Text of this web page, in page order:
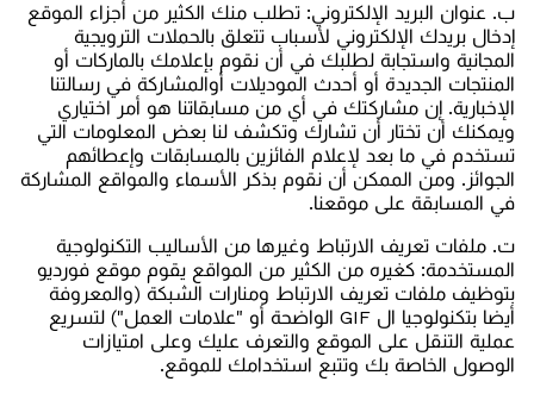
ب‌. عنوان البريد الإلكتروني: تطلب منك الكثير من أجزاء الموقع
إدخال بريدك الإلكتروني لأسباب تتعلق بالحملات الترويجية
المجانية واستجابة لطلبك في أن نقوم بإعلامك بالماركات أو
المنتجات الجديدة أو أحدث الموديلات أوالمشاركة في رسالتنا
الإخبارية. إن مشاركتك في أي من مسابقاتنا هو أمر اختياري
ويمكنك أن تختار أن تشارك وتكشف لنا بعض المعلومات التي
تستخدم في ما بعد لإعلام الفائزين بالمسابقات وإعطائهم
الجوائز. ومن الممكن أن نقوم بذكر الأسماء والمواقع المشاركة
في المسابقة على موقعنا.
ت‌. ملفات تعريف الارتباط وغيرها من الأساليب التكنولوجية
المستخدمة: كغيره من الكثير من المواقع يقوم موقع فورديو
بتوظيف ملفات تعريف الارتباط ومنارات الشبكة (والمعروفة
أيضا بتكنولوجيا ال GIF الواضحة أو "علامات العمل") لتسريع
عملية التنقل على الموقع والتعرف عليك وعلى امتيازات
الوصول الخاصة بك وتتبع استخدامك للموقع.